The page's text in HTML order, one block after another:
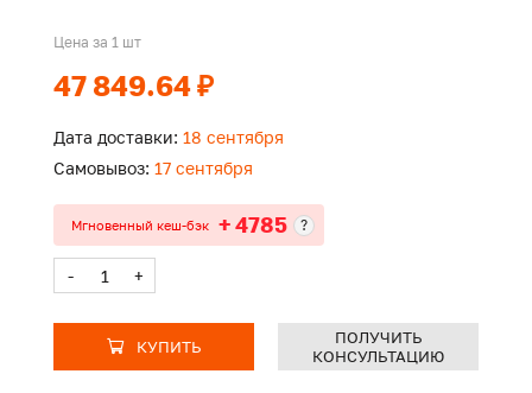
Цена за 1 шт
47 849.64 ₽
Дата доставки: 18 сентября
Самовывоз: 17 сентября
Мгновенный кеш-бэк + 4785 ?
- +
КУПИТЬ
ПОЛУЧИТЬ
КОНСУЛЬТАЦИЮ